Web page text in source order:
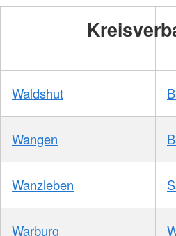
Waldshut
Wangen
Wanzleben
Warburg